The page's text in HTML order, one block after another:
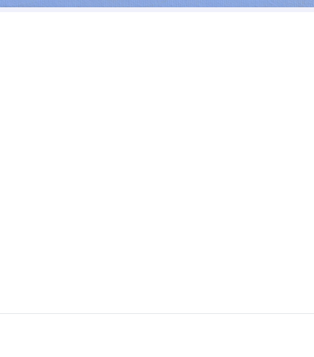
cette annonce ainsi que la vente et la livraison de l’œuvre originale.